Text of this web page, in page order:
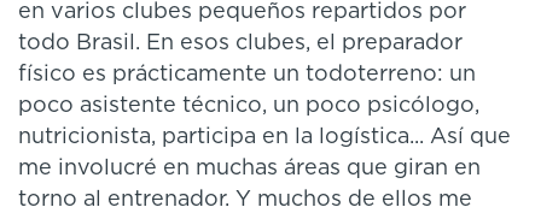
en varios clubes pequeños repartidos por
todo Brasil. En esos clubes, el preparador
físico es prácticamente un todoterreno: un
poco asistente técnico, un poco psicólogo,
nutricionista, participa en la logística... Así que
me involucré en muchas áreas que giran en
torno al entrenador. Y muchos de ellos me